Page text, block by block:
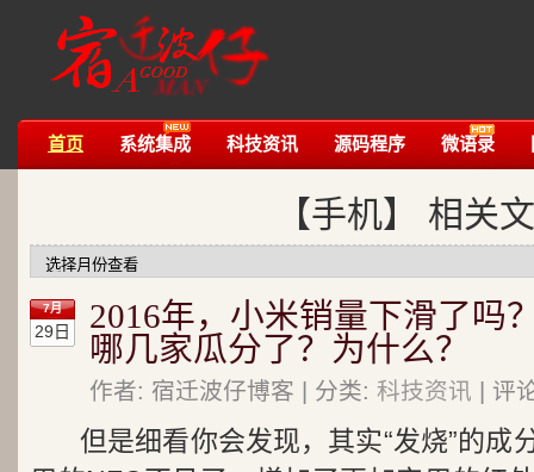
首页 系统集成 科技资讯 源码程序 微语录
【手机】 相关
7月
29日
2016年，小米销量下滑了吗
哪几家瓜分了？为什么？
作者: 宿迁波仔博客 | 分类: 科技资讯 | 评
但是细看你会发现，其实“发烧”的成